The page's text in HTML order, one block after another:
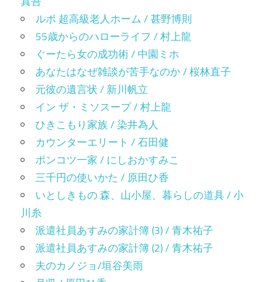
ルポ 超高級老人ホーム / 甚野博則
55歳からのハローライフ / 村上龍
ぐーたら女の成功術 / 中園ミホ
あなたはなぜ雑談が苦手なのか / 桜林直子
元彼の遺言状 / 新川帆立
イン ザ・ミソスープ / 村上龍
ひきこもり家族 / 染井為人
カウンターエリート / 石田健
ポンコツ一家 / にしおかすみこ
三千円の使いかた / 原田ひ香
いとしきもの 森、山小屋、暮らしの道具 / 小
川糸
派遣社員あすみの家計簿 (3) / 青木祐子
派遣社員あすみの家計簿 (2) / 青木祐子
夫のカノジョ/垣谷美雨